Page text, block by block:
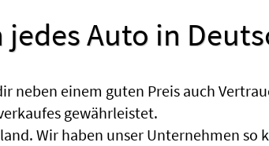
Auto in
neben einem guten Preis auch
gewährleistet.
Wir haben unser Unternehmen so